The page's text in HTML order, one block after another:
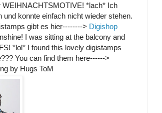
WEIHNACHTSMOTIVE! *lach* Ich
konnte einfach nicht wieder stehen.
gibt es hier--------> Digishop
I was sitting at the balcony and
*lol* I found this lovely digistamps
You can find them here------>
by Hugs ToM